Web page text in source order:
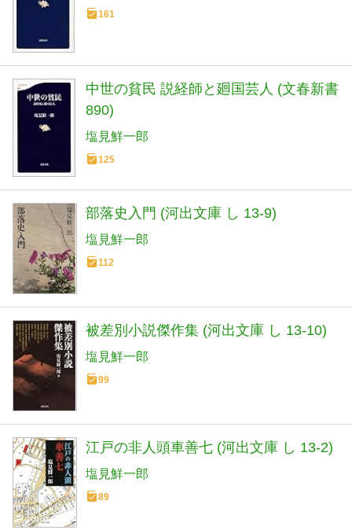
161
中世の貧民 説経師と廻国芸人 (文春新書
890)
塩見鮮一郎
125
部落史入門 (河出文庫 し 13-9)
塩見鮮一郎
112
被差別小説傑作集 (河出文庫 し 13-10)
塩見鮮一郎
99
江戸の非人頭車善七 (河出文庫 し 13-2)
塩見鮮一郎
89